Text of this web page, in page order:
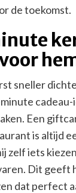
de toekomst.
sneller
Een
is altijd
zelf iets
Dit geeft
dat perfect